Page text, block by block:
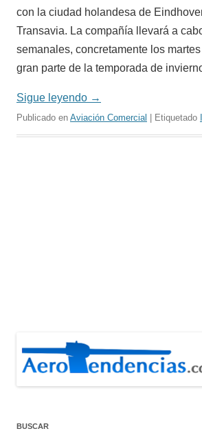
con la ciudad holandesa de
Transavia. La compañía llevará a
semanales, concretamente los
gran parte de la temporada de
Sigue leyendo →
Publicado en Aviación Comercial | Etiquetado
BUSCAR